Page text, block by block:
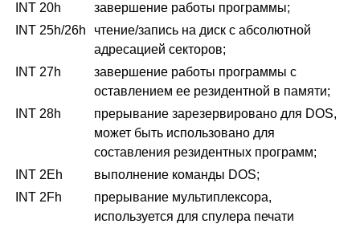
INT 20h
завершение работы программы;
INT 25h/26h
чтение/запись на диск с абсолютной
адресацией секторов;
INT 27h
завершение работы программы с
оставлением ее резидентной в памяти;
INT 28h
прерывание зарезервировано для DOS,
может быть использовано для
составления резидентных программ;
INT 2Eh
выполнение команды DOS;
INT 2Fh
прерывание мультиплексора,
используется для спулера печати